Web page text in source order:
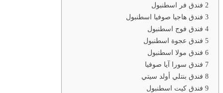
2 فندق فر اسطنبول
3 فندق هاجيا صوفيا اسطنبول
4 فندق فوج اسطنبول
5 فندق عجوة اسطنبول
6 فندق مولا اسطنبول
7 فندق سورا آيا صوفيا
8 فندق بنتلي أولد سيتي
9 فندق كيت اسطنبول